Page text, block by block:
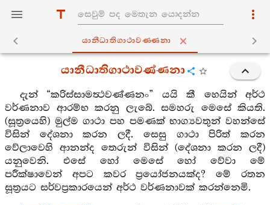
යානීධාතිගාථාවණ‍්ණනා
යානීධාතිගාථාවණ්ණනා
දැන් “කරිස්සාමත්‍ථවණ්ණනං” යයි කී හෙයින් අර්ථ
වර්ණනාව ආරම්භ කරනු ලැබේ. සමහරු මෙසේ කියති.
(සූත්‍රයෙහි) මුල්ම ගාථා පහ පමණක් භාග්‍යවතුන් වහන්සේ
විසින් දේශනා කරන ලදී. සෙසු ගාථා පිරිත් කරන
වේලාවෙහි ආනන්ද තෙරුන් විසින් (දේශනා කරන ලදී)
යනුවෙනි. එසේ හෝ මෙසේ හෝ වේවා මේ
පරීක්ෂාවෙන් අපට කවර ප්‍රයෝජනයක්ද? මේ රතන
සූත්‍රයට සර්වප්‍රකාරයෙන් අර්ථ වර්ණනාවක් කරන්නෙමි.